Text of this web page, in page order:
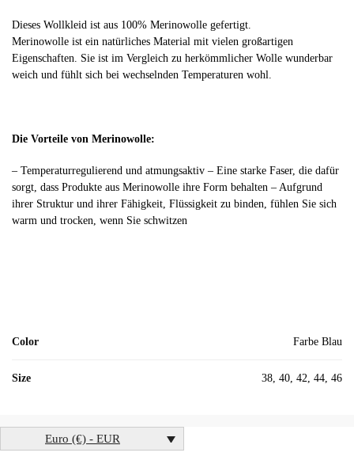
Dieses Wollkleid ist aus 100% Merinowolle gefertigt.
Merinowolle ist ein natürliches Material mit vielen großartigen
Eigenschaften. Sie ist im Vergleich zu herkömmlicher Wolle wunderbar
weich und fühlt sich bei wechselnden Temperaturen wohl.
Die Vorteile von Merinowolle:
– Temperaturregulierend und atmungsaktiv – Eine starke Faser, die dafür
sorgt, dass Produkte aus Merinowolle ihre Form behalten – Aufgrund
ihrer Struktur und ihrer Fähigkeit, Flüssigkeit zu binden, fühlen Sie sich
warm und trocken, wenn Sie schwitzen
Color Farbe Blau
Size 38, 40, 42, 44, 46
Euro (€) - EUR